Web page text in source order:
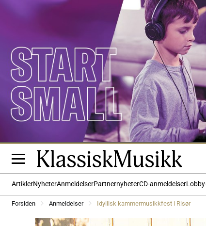
ArtiklerNyheterAnmeldelserPartnernyheterCD-anmeldelser
Forsiden Anmeldelser Idyllisk kammermusikkfest i Risør